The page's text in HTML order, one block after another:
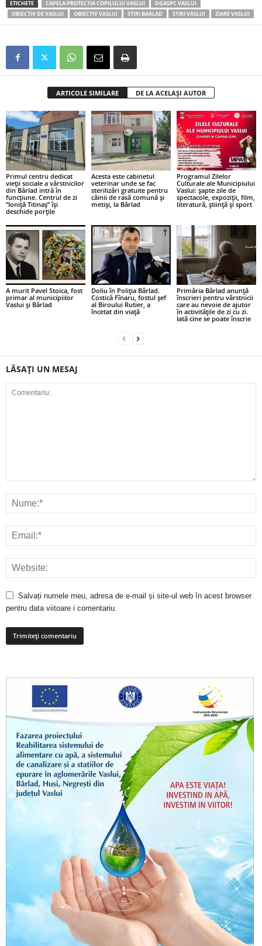
ETICHETE CAPELA PROTECTIA COPILULUI VASLUI
DGASPC VASLUI
OBIECTIV DE VASLUI
OBIECTIV VASLUI STIRI BARLAD STIRI VASLUI ZIARE VASLUI
ARTICOLE SIMILARE DE LA ACELAȘI AUTOR
Primul centru dedicat
vieții sociale a vârstnicilor
din Bârlad intră în
funcțiune. Centrul de zi
”Ioniță Titinaș” își
deschide porțile
Acesta este cabinetul
veterinar unde se fac
sterilizări gratuite pentru
câinii de rasă comună și
metiși, la Bârlad
Programul Zilelor
Culturale ale Municipiului
Vaslui: șapte zile de
spectacole, expoziții, film,
literatură, știință și sport
A murit Pavel Stoica, fost
primar al municipiilor
Vaslui și Bârlad
Doliu în Poliția Bârlad.
Costică Fînaru, fostul șef
al Biroului Rutier, a
încetat din viață
Primăria Bârlad anunță
înscrieri pentru vârstnicii
care au nevoie de ajutor
în activitățile de zi cu zi.
Iată cine se poate înscrie
LĂSAȚI UN MESAJ
Salvați numele meu, adresa de e-mail și site-ul web în acest browser
pentru data viitoare i comentariu.